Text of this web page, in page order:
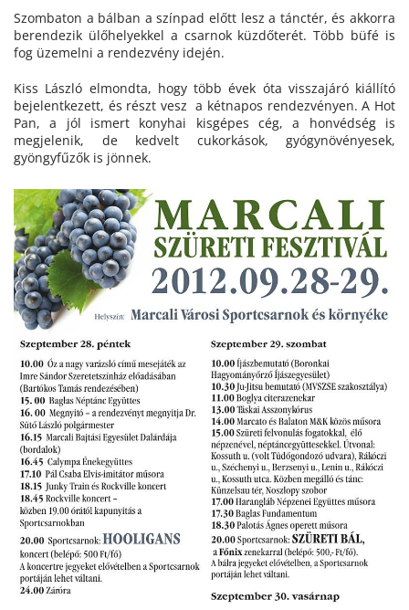
Szombaton a bálban a színpad előtt lesz a tánctér, és akkorra
berendezik ülőhelyekkel a csarnok küzdőterét. Több büfé is
fog üzemelni a rendezvény idején.
Kiss László elmondta, hogy több évek óta visszajáró kiállító
bejelentkezett, és részt vesz a kétnapos rendezvényen. A Hot
Pan, a jól ismert konyhai kisgépes cég, a honvédség is
megjelenik, de kedvelt cukorkások, gyógynövényesek,
gyöngyfűzők is jönnek.